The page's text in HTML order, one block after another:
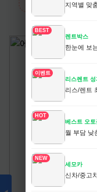
지역별 맞
BEST
렌트박스
한눈에 보
이벤트
리스렌트 성
리스/렌트
HOT
베스트 오토
월 부담 낮
NEW
세모카
신차/중고